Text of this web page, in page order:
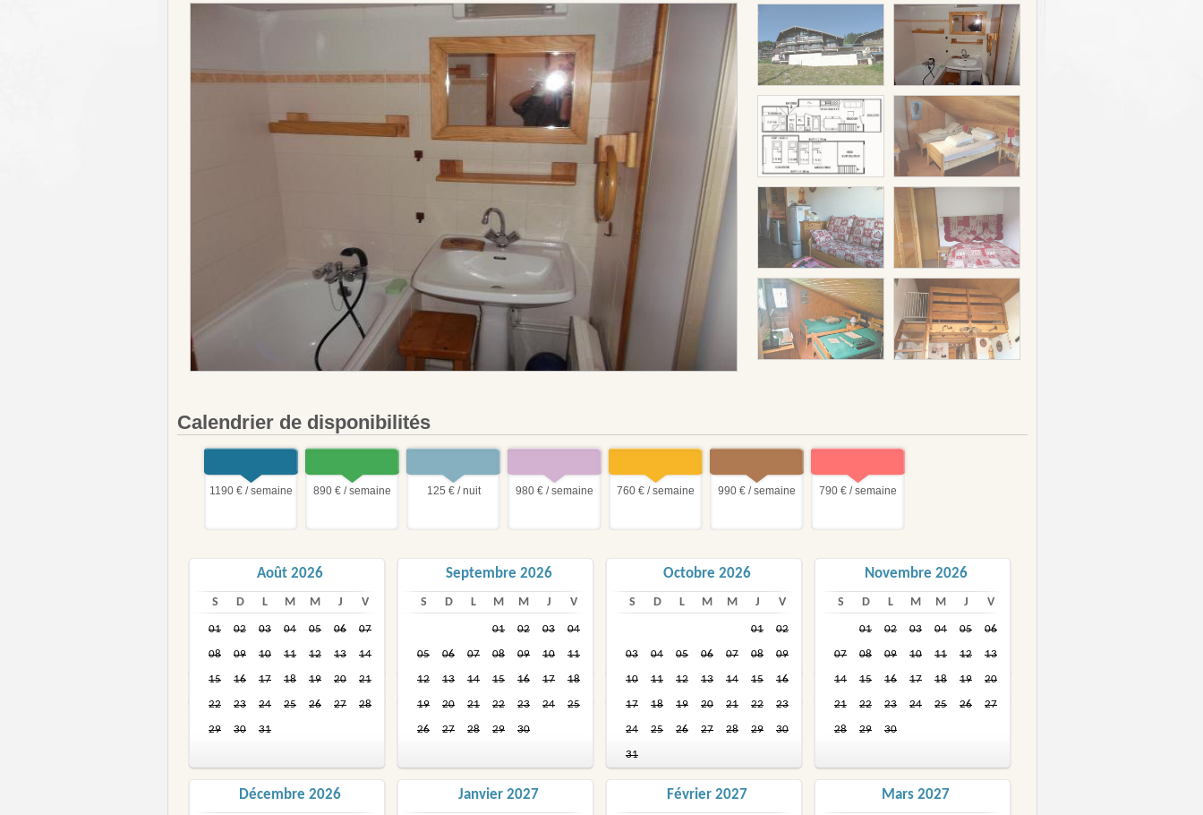
Calendrier de disponibilités
1190 € / semaine 890 € / semaine 125 € / nuit 980 € / semaine 760 € / semaine 990 € / semaine 790 € / semaine
Août 2026
S D L M M J V
01 02 03 04 05 06 07
08 09 10 11 12 13 14
15 16 17 18 19 20 21
22 23 24 25 26 27 28
29 30 31
Septembre 2026
S D L M M J V
01 02 03 04
05 06 07 08 09 10 11
12 13 14 15 16 17 18
19 20 21 22 23 24 25
26 27 28 29 30
Octobre 2026
S D L M M J V
01 02
03 04 05 06 07 08 09
10 11 12 13 14 15 16
17 18 19 20 21 22 23
24 25 26 27 28 29 30
31
Novembre 2026
S D L M M J V
01 02 03 04 05 06
07 08 09 10 11 12 13
14 15 16 17 18 19 20
21 22 23 24 25 26 27
28 29 30
Décembre 2026 Janvier 2027 Février 2027 Mars 2027